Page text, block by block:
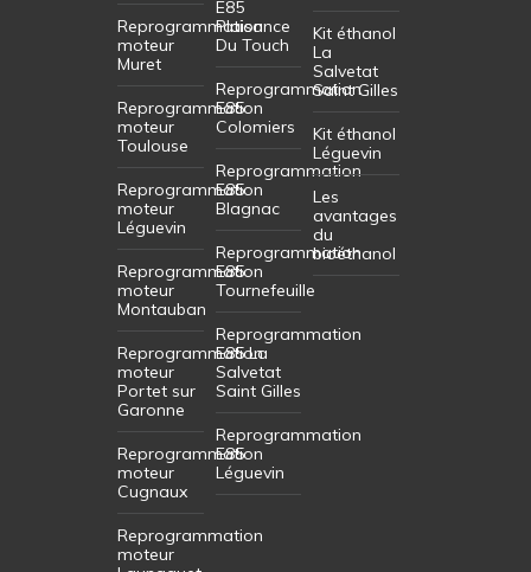
Reprogrammation
moteur
Muret
Reprogrammation
moteur
Toulouse
Reprogrammation
moteur
Léguevin
Reprogrammation
moteur
Montauban
Reprogrammation
moteur
Portet sur
Garonne
Reprogrammation
moteur
Cugnaux
Reprogrammation
moteur
E85
Plaisance
Du Touch
Reprogrammation
E85
Colomiers
Reprogrammation
E85
Blagnac
Reprogrammation
E85
Tournefeuille
Reprogrammation
E85 La
Salvetat
Saint Gilles
Reprogrammation
E85
Léguevin
Kit éthanol
La
Salvetat
Saint Gilles
Kit éthanol
Léguevin
Les
avantages
du
bioéthanol